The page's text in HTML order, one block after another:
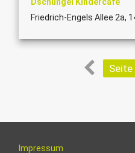
Friedrich-Engels Allee 2a,
Impressum